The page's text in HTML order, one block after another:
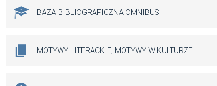
BAZA BIBLIOGRAFICZNA OMNIBUS
MOTYWY LITERACKIE, MOTYWY W KULTURZE